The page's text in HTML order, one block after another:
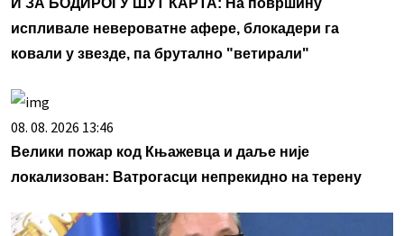
И ЗА БОДИРОГУ ШУТ КАРТА: На површину
испливале невероватне афере, блокадери га
ковали у звезде, па брутално "ветирали"
08. 08. 2026 13:46
Велики пожар код Књажевца и даље није
локализован: Ватрогасци непрекидно на терену